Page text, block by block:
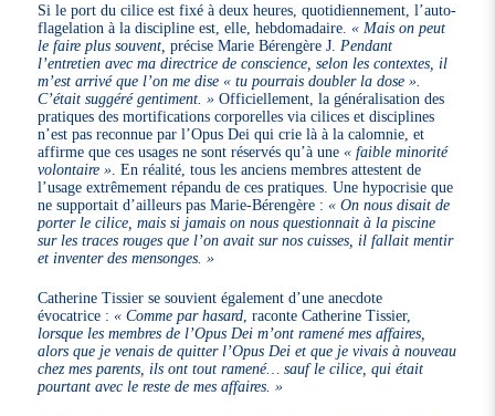
Si le port du cilice est fixé à deux heures, quotidiennement, l’auto-
flagelation à la discipline est, elle, hebdomadaire.« Mais on peut
le faire plus souvent, précise Marie Bérengère J.Pendant
l’entretien avec ma directrice de conscience, selon les contextes, il
m’est arrivé que l’on me dise « tu pourrais doubler la dose ».
C’était suggéré gentiment. » Officiellement, la généralisation des
pratiques des mortifications corporelles via cilices et disciplines
n’est pas reconnue par l’Opus Dei qui crie là à la calomnie, et
affirme que ces usages ne sont réservés qu’à une« faible minorité
volontaire ». En réalité, tous les anciens membres attestent de
l’usage extrêmement répandu de ces pratiques. Une hypocrisie que
ne supportait d’ailleurs pas Marie-Bérengère :« On nous disait de
porter le cilice, mais si jamais on nous questionnait à la piscine
sur les traces rouges que l’on avait sur nos cuisses, il fallait mentir
et inventer des mensonges. »
Catherine Tissier se souvient également d’une anecdote
évocatrice :« Comme par hasard, raconte Catherine Tissier,
lorsque les membres de l’Opus Dei m’ont ramené mes affaires,
alors que je venais de quitter l’Opus Dei et que je vivais à nouveau
chez mes parents, ils ont tout ramené… sauf le cilice, qui était
pourtant avec le reste de mes affaires. »